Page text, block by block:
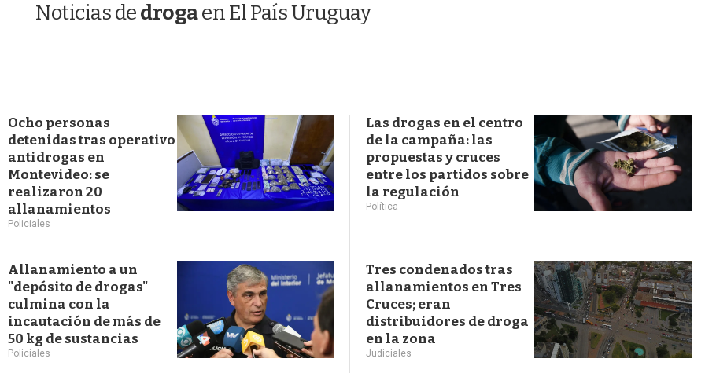
Noticias dedrogaen El País Uruguay
Ocho personas
detenidas tras operativo
antidrogas en
Montevideo: se
realizaron 20
allanamientos
Policiales
Las drogas en el centro
de la campaña: las
propuestas y cruces
entre los partidos sobre
la regulación
Política
Allanamiento a un
"depósito de drogas"
culmina con la
incautación de más de
50 kg de sustancias
Policiales
Tres condenados tras
allanamientos en Tres
Cruces; eran
distribuidores de droga
en la zona
Judiciales